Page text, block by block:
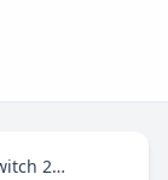
エルデンリング、Switch 2で異彩を放つ！『Tarnished Edition』新要素で褪せ人よ、新たなる伝説を刻め！